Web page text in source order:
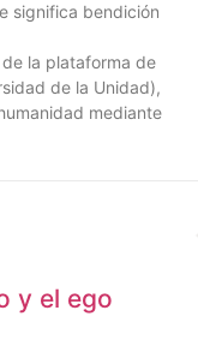
significa bendición
la plataforma de
de la Unidad),
mediante
y el ego